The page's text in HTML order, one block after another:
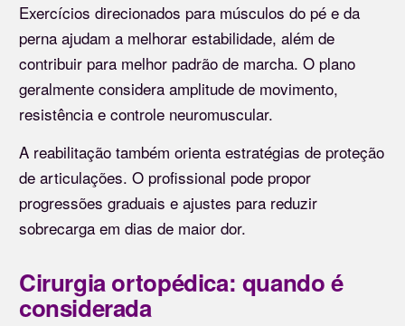
Exercícios direcionados para músculos do pé e da
perna ajudam a melhorar estabilidade, além de
contribuir para melhor padrão de marcha. O plano
geralmente considera amplitude de movimento,
resistência e controle neuromuscular.
A reabilitação também orienta estratégias de proteção
de articulações. O profissional pode propor
progressões graduais e ajustes para reduzir
sobrecarga em dias de maior dor.
Cirurgia ortopédica: quando é
considerada